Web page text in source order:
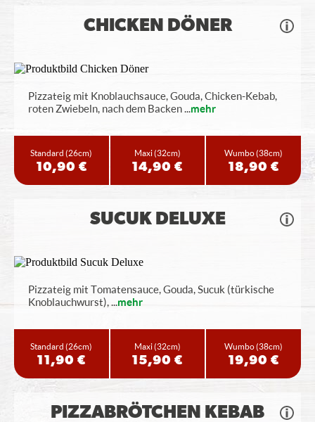
CHICKEN DÖNER
Pizzateig mit Knoblauchsauce, Gouda, Chicken-Kebab,
roten Zwiebeln, nach dem Backen...mehr
Standard(26cm)
10,90 €
Maxi(32cm)
14,90 €
Wumbo(38cm)
18,90 €
SUCUK DELUXE
Pizzateig mit Tomatensauce, Gouda, Sucuk (türkische
Knoblauchwurst),...mehr
Standard(26cm)
11,90 €
Maxi(32cm)
15,90 €
Wumbo(38cm)
19,90 €
PIZZABRÖTCHEN KEBAB